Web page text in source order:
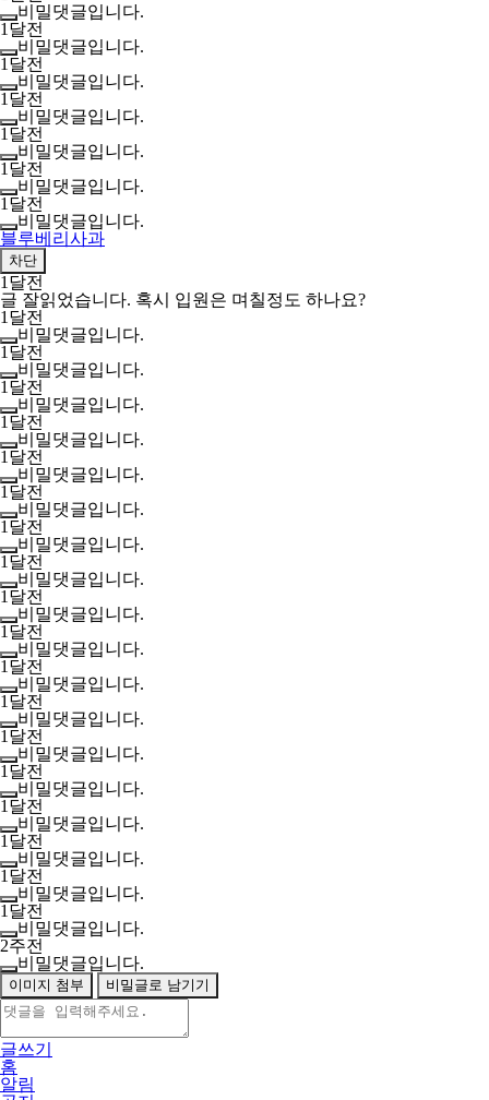
비밀댓글입니다.
1달전
비밀댓글입니다.
1달전
비밀댓글입니다.
1달전
비밀댓글입니다.
1달전
비밀댓글입니다.
1달전
비밀댓글입니다.
1달전
비밀댓글입니다.
블루베리사과
차단
1달전
글 잘읽었습니다. 혹시 입원은 며칠정도 하나요?
1달전
비밀댓글입니다.
1달전
비밀댓글입니다.
1달전
비밀댓글입니다.
1달전
비밀댓글입니다.
1달전
비밀댓글입니다.
1달전
비밀댓글입니다.
1달전
비밀댓글입니다.
1달전
비밀댓글입니다.
1달전
비밀댓글입니다.
1달전
비밀댓글입니다.
1달전
비밀댓글입니다.
1달전
비밀댓글입니다.
1달전
비밀댓글입니다.
1달전
비밀댓글입니다.
1달전
비밀댓글입니다.
1달전
비밀댓글입니다.
1달전
비밀댓글입니다.
1달전
비밀댓글입니다.
2주전
비밀댓글입니다.
이미지 첨부 비밀글로 남기기
글쓰기
홈
알림